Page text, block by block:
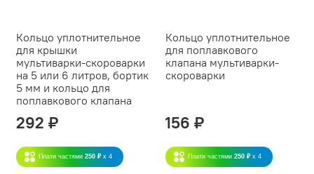
Кольцо уплотнительное
для крышки
мультиварки-скороварки
на 5 или 6 литров, бортик
5 мм и кольцо для
поплавкового клапана
292 ₽
Плати частями 250 ₽ x 4
Кольцо уплотнительное
для поплавкового
клапана мультиварки-
скороварки
156 ₽
Плати частями 250 ₽ x 4